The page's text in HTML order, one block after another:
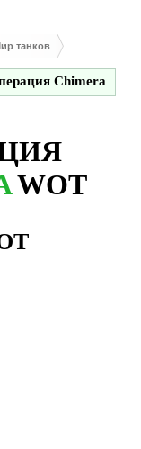
танков
Chimera
WOT